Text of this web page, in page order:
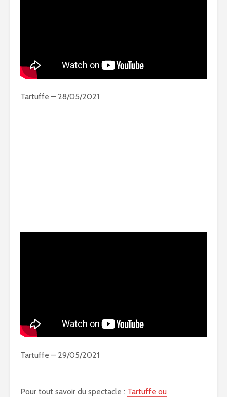
Tartuffe – 28/05/2021
Tartuffe – 29/05/2021
Pour tout savoir du spectacle : Tartuffe ou